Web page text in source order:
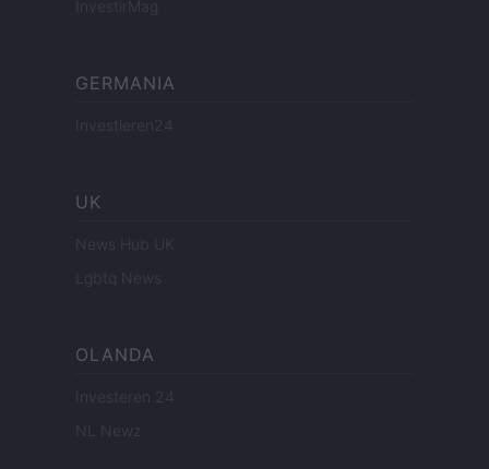
InvestirMag
GERMANIA
Investieren24
UK
News Hub UK
Lgbtq News
OLANDA
Investeren 24
NL Newz